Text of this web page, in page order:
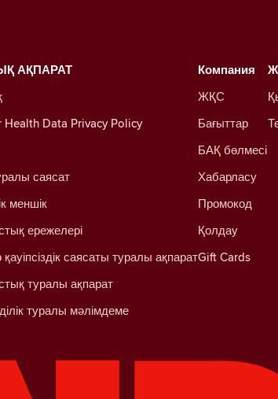
АҚПАРАТ
Health Data Privacy Policy
саясат
меншік
ережелері
саясаты туралы ақпарат
туралы ақпарат
туралы мәлімдеме
Компания
ЖҚС
Бағыттар
БАҚ бөлмесі
Хабарласу
Промокод
Қолдау
Gift Cards